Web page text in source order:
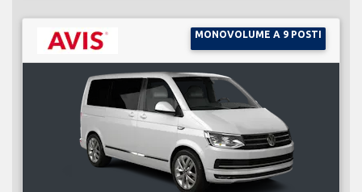
MONOVOLUME A 9 POSTI